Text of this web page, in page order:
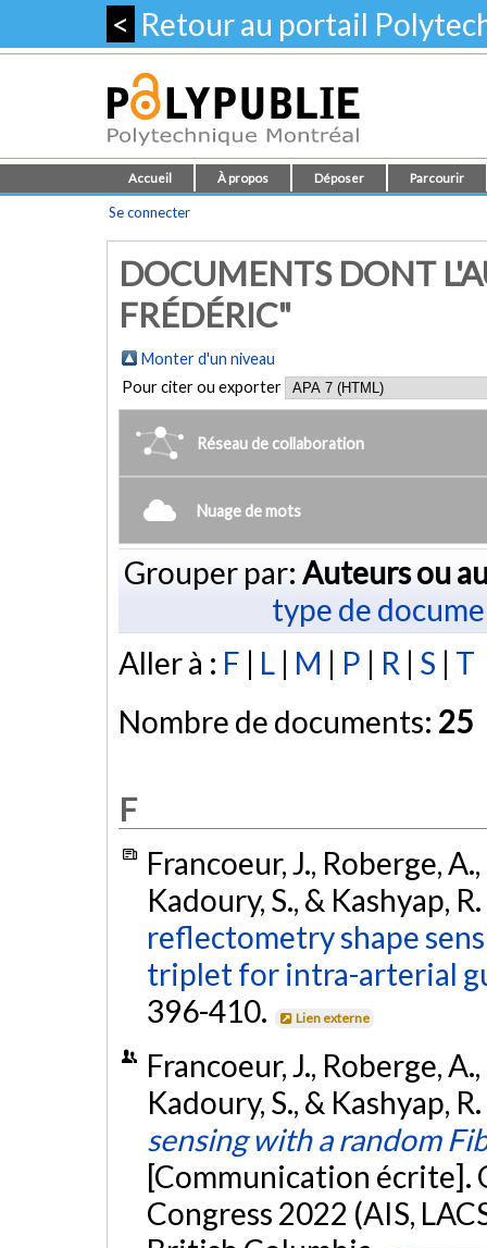
< Retour au portail
Accueil À propos Déposer Parcourir
Se connecter
DOCUMENTS DONT
FRÉDÉRIC"
Monter d'un niveau
Pour citer ou exporter
Réseau de collaboration
Nuage de mots
Grouper par: Auteurs ou
type de
Aller à : F | L | M | P | R | S | T
Nombre de documents: 25
F
Francoeur, J., Roberge,
Kadoury, S., & Kashyap,
reflectometry shape
triplet for intra-arterial
396-410.
Lien externe
Francoeur, J., Roberge,
Kadoury, S., & Kashyap,
sensing with a random
[Communication écrite].
Congress 2022 (AIS,